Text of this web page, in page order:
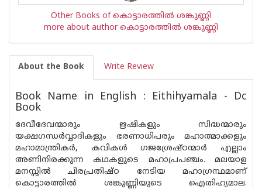
Other Books of കൊട്ടാരത്തില്‍ ശങ്കുണ്ണി
more about author കൊട്ടാരത്തില്‍ ശങ്കുണ്ണി
About the Book Write Review
Book Name in English : Eithihyamala - Dc
Book
ദേവീദേവന്മാരും ഋഷികളും സിദ്ധന്മാരും
യക്ഷഗന്ധര്‍വ്വാദികളും ഭരണാധിപരും മഹാത്മാക്കളും
മഹാമാന്ത്രികര്‍, കവികള്‍ ഗജശ്രേഷ്ഠന്മാര്‍ എല്ലാം
അണിനിരക്കുന്ന കഥകളുടെ മഹാപ്രപഞ്ചം. മലയാള
മനസ്സില്‍ ചിരപ്രതിഷ്ഠ നേടിയ മഹാഗ്രന്ഥമാണ്
കൊട്ടാരത്തില്‍ ശങ്കുണ്ണിയുടെ ഐതിഹ്യമാല.